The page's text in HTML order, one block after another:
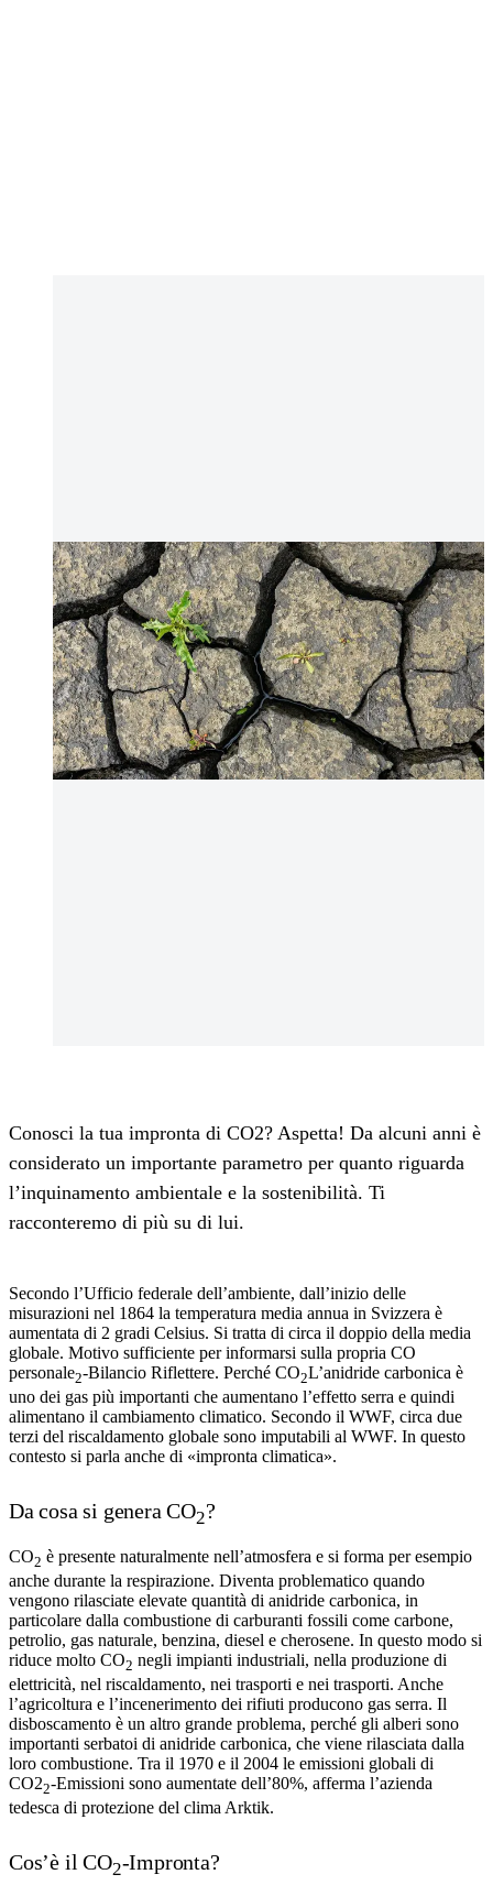
Conosci la tua impronta di CO2? Aspetta! Da alcuni anni è
considerato un importante parametro per quanto riguarda
l’inquinamento ambientale e la sostenibilità. Ti
racconteremo di più su di lui.
Secondo l’Ufficio federale dell’ambiente, dall’inizio delle
misurazioni nel 1864 la temperatura media annua in Svizzera è
aumentata di 2 gradi Celsius. Si tratta di circa il doppio della media
globale. Motivo sufficiente per informarsi sulla propria CO
personale2-Bilancio Riflettere. Perché CO2L’anidride carbonica è
uno dei gas più importanti che aumentano l’effetto serra e quindi
alimentano il cambiamento climatico. Secondo il WWF, circa due
terzi del riscaldamento globale sono imputabili al WWF. In questo
contesto si parla anche di «impronta climatica».
Da cosa si genera CO2?
CO2 è presente naturalmente nell’atmosfera e si forma per esempio
anche durante la respirazione. Diventa problematico quando
vengono rilasciate elevate quantità di anidride carbonica, in
particolare dalla combustione di carburanti fossili come carbone,
petrolio, gas naturale, benzina, diesel e cherosene. In questo modo si
riduce molto CO2 negli impianti industriali, nella produzione di
elettricità, nel riscaldamento, nei trasporti e nei trasporti. Anche
l’agricoltura e l’incenerimento dei rifiuti producono gas serra. Il
disboscamento è un altro grande problema, perché gli alberi sono
importanti serbatoi di anidride carbonica, che viene rilasciata dalla
loro combustione. Tra il 1970 e il 2004 le emissioni globali di
CO22-Emissioni sono aumentate dell’80%, afferma l’azienda
tedesca di protezione del clima Arktik.
Cos’è il CO2-Impronta?